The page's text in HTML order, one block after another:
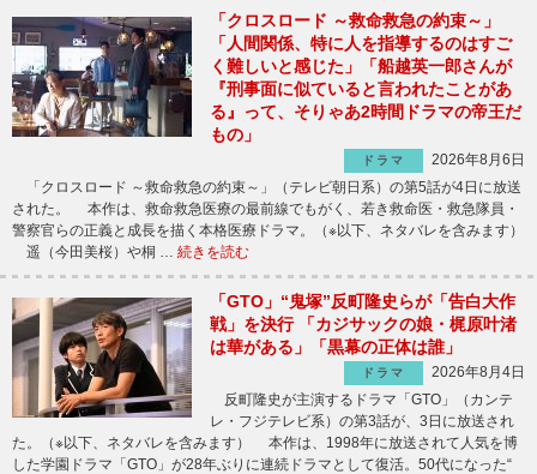
「クロスロード ～救命救急の約束～」
「人間関係、特に人を指導するのはすご
く難しいと感じた」「船越英一郎さんが
『刑事面に似ていると言われたことがあ
る』って、そりゃあ2時間ドラマの帝王だ
もの」
ドラマ
2026年8月6日
「クロスロード ～救命救急の約束～」（テレビ朝日系）の第5話が4日に放送
された。 本作は、救命救急医療の最前線でもがく、若き救命医・救急隊員・
警察官らの正義と成長を描く本格医療ドラマ。（※以下、ネタバレを含みます）
遥（今田美桜）や桐 … 続きを読む
「GTO」“鬼塚”反町隆史らが「告白大作
戦」を決行 「カジサックの娘・梶原叶渚
は華がある」「黒幕の正体は誰」
ドラマ
2026年8月4日
反町隆史が主演するドラマ「GTO」（カンテ
レ・フジテレビ系）の第3話が、3日に放送され
た。（※以下、ネタバレを含みます） 本作は、1998年に放送されて人気を博
した学園ドラマ「GTO」が28年ぶりに連続ドラマとして復活。50代になった“